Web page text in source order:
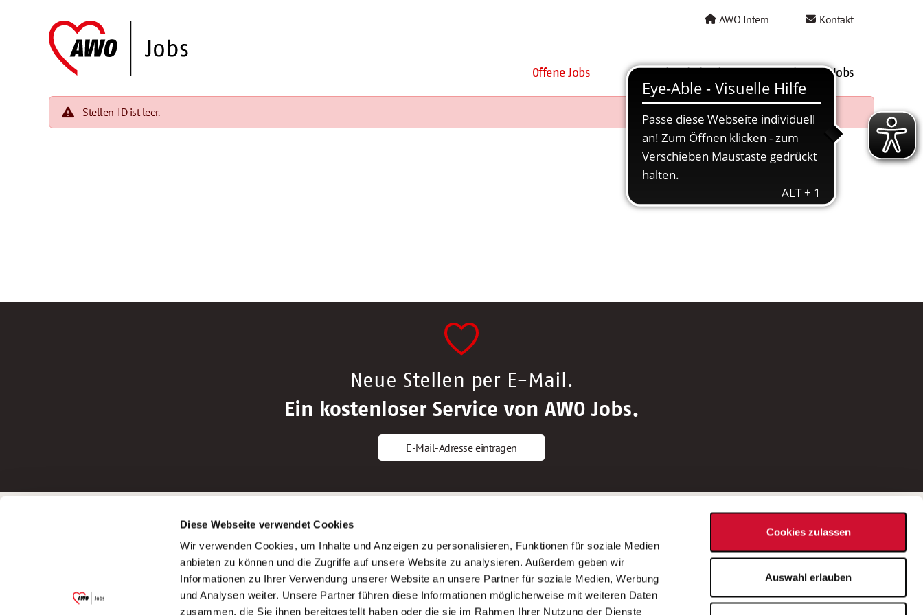
Diese Webseite verwendet Cookies
Wir verwenden Cookies, um Inhalte und Anzeigen zu personalisieren, Funktionen für soziale Medien
anbieten zu können und die Zugriffe auf unsere Website zu analysieren. Außerdem geben wir
Informationen zu Ihrer Verwendung unserer Website an unsere Partner für soziale Medien, Werbung
und Analysen weiter. Unsere Partner führen diese Informationen möglicherweise mit weiteren Daten
zusammen, die Sie ihnen bereitgestellt haben oder die sie im Rahmen Ihrer Nutzung der Dienste
Cookies zulassen
Auswahl erlauben
AWO Intern Kontakt
Offene Jobs AWO als Arbeitgeber Mein AWO Jobs
Stellen-ID ist leer.
Neue Stellen per E-Mail.
Ein kostenloser Service von AWO Jobs.
E-Mail-Adresse eintragen
Garitz Bewirtschaftungsbetriebe GmbH
(Ein Tochterunternehmen des AWO
Bezirksverbandes Unterfranken e.V.)
Bewerbungstipps
Bewerbung als Altenpfleger*in
Bewerbung als Krankenpfleger*in
Bewerbung als Altenpflegehelfer*in
Bewerbung als Erzieher*in
AWO Gliederungen nach Bundesland
Stellenangebote nach Bundesländern
Sitemap
Impressum
Datenschutz
Bei Fragen zu einer Stellenausschreibung
wenden Sie sich bitte an die*den in der
Stellenausschreibung genannte*n